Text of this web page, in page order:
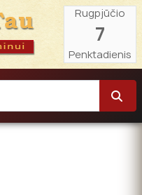
Rugpjūčio
7
Penktadienis